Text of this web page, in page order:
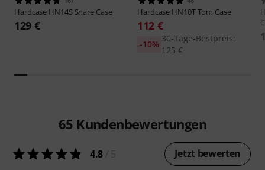
Hardcase HN14S Snare Case
129 €
Hardcase HN10T Tom Case
112 €
30-Tage-Bestpreis:
125 €
-10%
65 Kundenbewertungen
4.8 Jetzt bewerten